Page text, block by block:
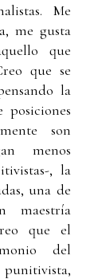
Me
me gusta
que
que se
la
son
menos
, la
una de
maestría
que el
del